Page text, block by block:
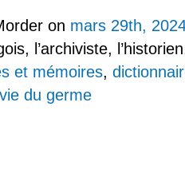
on mars 29th,
l’archiviste,
et mémoires,
vie du germe